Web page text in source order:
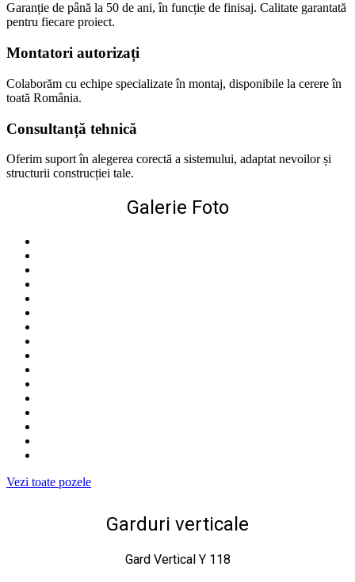
Garanție de până la 50 de ani, în funcție de finisaj. Calitate garantată
pentru fiecare proiect.
Montatori autorizați
Colaborăm cu echipe specializate în montaj, disponibile la cerere în
toată România.
Consultanță tehnică
Oferim suport în alegerea corectă a sistemului, adaptat nevoilor și
structurii construcției tale.
Galerie Foto
Vezi toate pozele
Garduri verticale
Gard Vertical Y 118